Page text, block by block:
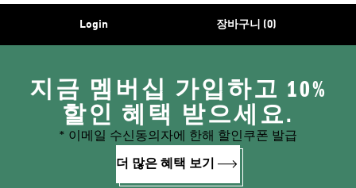
Login 장바구니 (0)
지금 멤버십 가입하고 10%
할인 혜택 받으세요.
* 이메일 수신동의자에 한해 할인쿠폰 발급
더 많은 혜택 보기